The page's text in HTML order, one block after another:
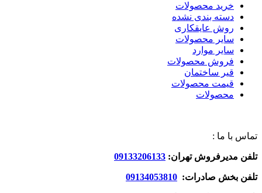
خرید محصولات
دسته بندی نشده
روش عایقکاری
سایر محصولات
سایر موارد
فروش محصولات
قیر ساختمان
قیمت محصولات
محصولات
تماس با ما :
تلفن مدیرفروش تهران: 09133206133
تلفن بخش صادرات: 09134053810